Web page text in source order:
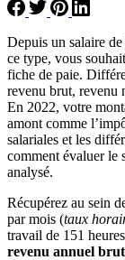
Depuis un salaire
ce type, vous
fiche de paie.
revenu brut, revenu
En 2022, votre
amont comme
salariales et les
comment évaluer le
analysé.
Récupérez au sein
par mois (taux
travail de 151
revenu annuel